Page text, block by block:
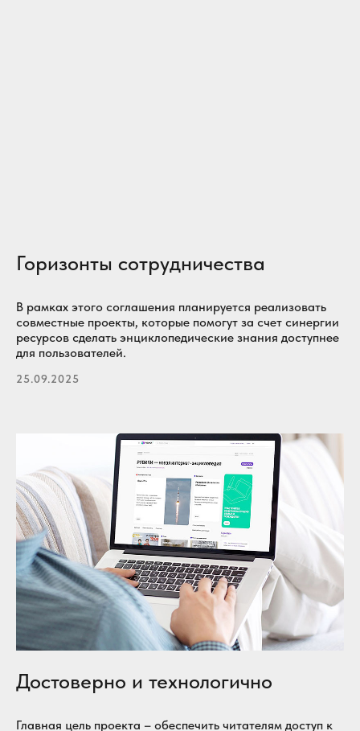
Горизонты сотрудничества
В рамках этого соглашения планируется реализовать
совместные проекты, которые помогут за счет синергии
ресурсов сделать энциклопедические знания доступнее
для пользователей.
25.09.2025
Достоверно и технологично
Главная цель проекта – обеспечить читателям доступ к